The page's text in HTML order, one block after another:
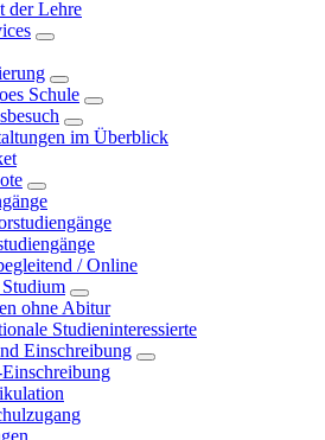
der Lehre
Schule
im Überblick
/ Online
ohne Abitur
Studieninteressierte
Einschreibung